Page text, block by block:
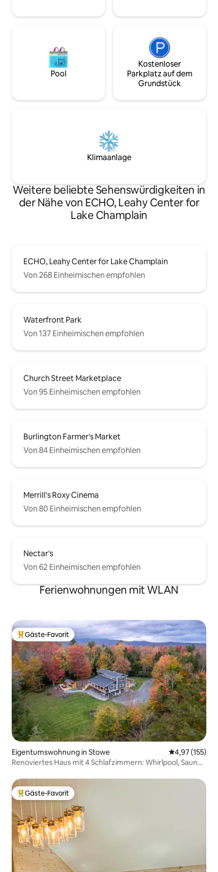
Pool
Kostenloser
Parkplatz auf dem
Grundstück
Klimaanlage
Weitere beliebte Sehenswürdigkeiten in
der Nähe von ECHO, Leahy Center for
Lake Champlain
ECHO, Leahy Center for Lake Champlain
Von 268 Einheimischen empfohlen
Waterfront Park
Von 137 Einheimischen empfohlen
Church Street Marketplace
Von 95 Einheimischen empfohlen
Burlington Farmer's Market
Von 84 Einheimischen empfohlen
Merrill's Roxy Cinema
Von 80 Einheimischen empfohlen
Nectar's
Von 62 Einheimischen empfohlen
Ferienwohnungen mit WLAN
Beliebter Gäste-Favorit.
Gäste-Favorit
Eigentumswohnung in Stowe
4,97 (155)
Renoviertes Haus mit 4 Schlafzimmern: Whirlpool, Sauna
Beliebter Gäste-Favorit.
Gäste-Favorit